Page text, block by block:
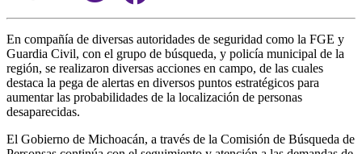
En compañía de diversas autoridades de seguridad como la FGE y
Guardia Civil, con el grupo de búsqueda, y policía municipal de la
región, se realizaron diversas acciones en campo, de las cuales
destaca la pega de alertas en diversos puntos estratégicos para
aumentar las probabilidades de la localización de personas
desaparecidas.
El Gobierno de Michoacán, a través de la Comisión de Búsqueda de